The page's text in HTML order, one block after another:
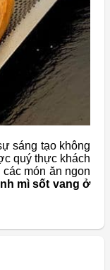
sáng tạo không
quý thực khách
món ăn ngon
mì sốt vang ở